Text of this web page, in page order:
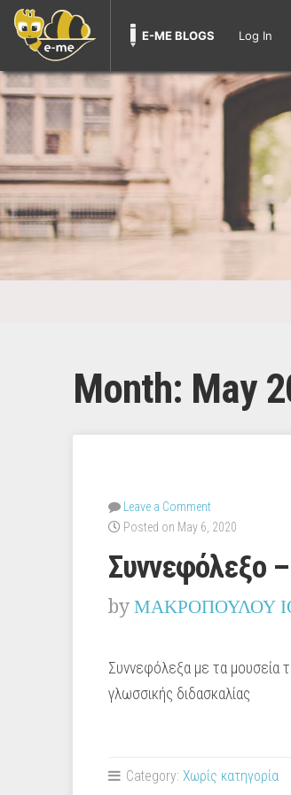
E-ME BLOGS Log In
Month: May
Leave a Comment
Posted on May 6, 2020
Συννεφόλεξο
by ΜΑΚΡΟΠΟΥΛΟΥ
Συννεφόλεξα με τα μουσεία
γλωσσικής διδασκαλίας
Category: Χωρίς κατηγορία